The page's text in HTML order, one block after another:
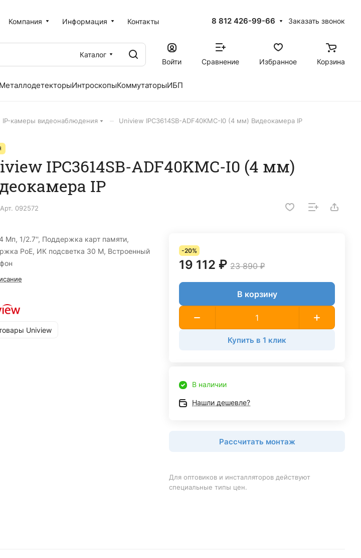
Компания Информация Контакты 8 812 426-99-66 Заказать звонок
Каталог
Войти
Сравнение Избранное Корзина
МеталлодетекторыИнтроскопыКоммутаторыИБП
IP-камеры видеонаблюдения Uniview IPC3614SB-ADF40KMC-I0 (4 мм) Видеокамера IP
IPC3614SB-ADF40KMC-I0 (4 мм)
IP
Арт. 092572
Мп, 1/2.7'', Поддержка карт памяти,
PoE, ИК подсветка 30 М, Встроенный
Uniview
-20%
19 112 ₽ 23 890 ₽
В корзину
Купить в 1 клик
В наличии
Нашли дешевле?
Рассчитать монтаж
Для оптовиков и инсталляторов действуют
специальные типы цен.